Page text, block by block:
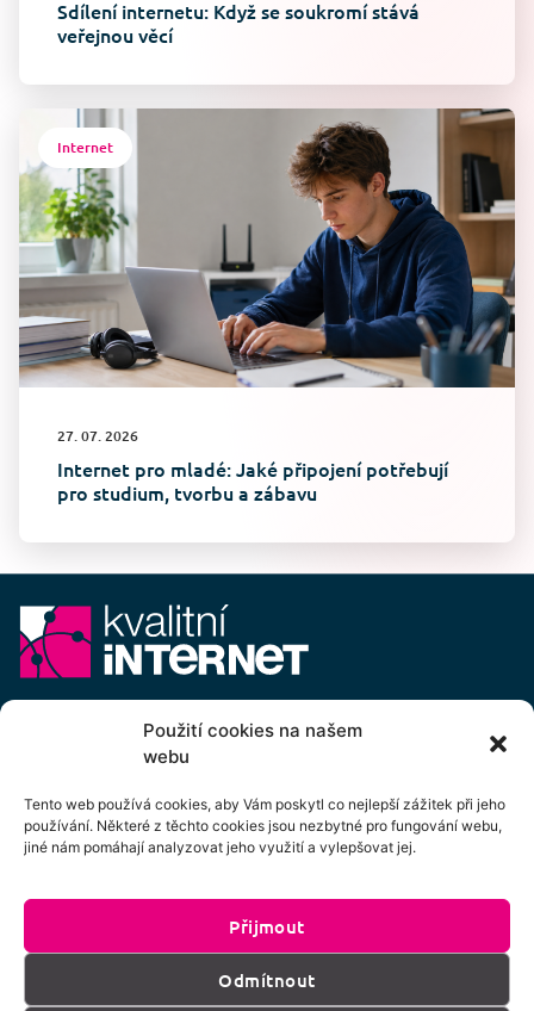
Použití cookies na našem
webu
Tento web používá cookies, aby Vám poskytl co nejlepší zážitek při jeho
používání. Některé z těchto cookies jsou nezbytné pro fungování webu,
jiné nám pomáhají analyzovat jeho využití a vylepšovat jej.
Přijmout
Odmítnout
Sdílení internetu: Když se soukromí stává
veřejnou věcí
Internet
27. 07. 2026
Internet pro mladé: Jaké připojení potřebují
pro studium, tvorbu a zábavu
info@kvalitni-internet.cz
pobočného spolku Kvalitní internet ICTP, z.s.
Cenový výměr pobočného spolku Kvalitní internet ICTP, z.s.
Přihlášení k odběru newsletteru
Kliknutím na tlačítko souhlasíte se zpracováním
os. údajů dle podmínek uvedených